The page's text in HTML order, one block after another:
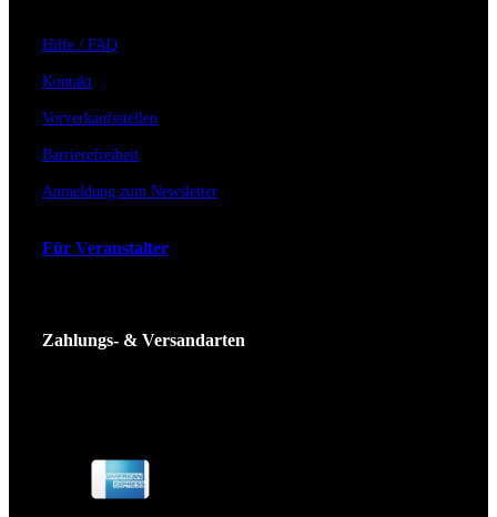
Hilfe / FAQ
Kontakt
Vorverkaufsstellen
Barrierefreiheit
Anmeldung zum Newsletter
Für Veranstalter
Zahlungs- & Versandarten